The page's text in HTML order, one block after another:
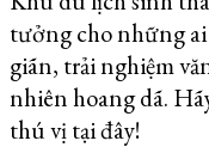
tưởng cho những
giãn, trải nghiệm
nhiên hoang dã.
thú vị tại đây!